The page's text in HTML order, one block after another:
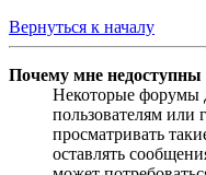
Вернуться к началу
Почему мне
Некоторые форумы
пользователям или
просматривать
оставлять